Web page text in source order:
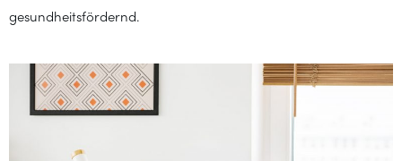
gesundheitsfördernd.